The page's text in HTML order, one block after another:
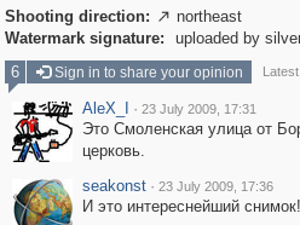
Shooting direction:  northeast
Watermark signature:
uploaded by
6
Sign in to share your opinion
AleX_I · 23 July 2009, 17:31
Это Смоленская улица от
церковь.
seakonst · 23 July 2009, 17:36
И это интереснейший снимок!